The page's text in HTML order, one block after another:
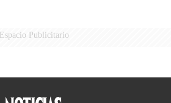
Espacio Publicitario